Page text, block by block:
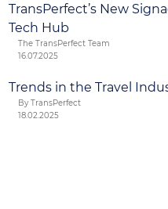
TransPerfect’s New
Tech Hub
The TransPerfect Team
16.07.2025
Trends in the Travel
By TransPerfect
18.02.2025